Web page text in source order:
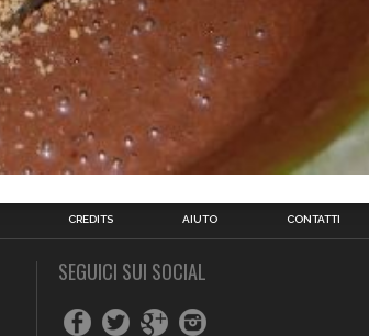
CREDITS AIUTO CONTATTI
SEGUICI SUI SOCIAL